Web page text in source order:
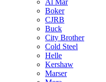
Al Mar
Boker
CJRB
Buck
City Brother
Cold Steel
Helle
Kershaw
Marser